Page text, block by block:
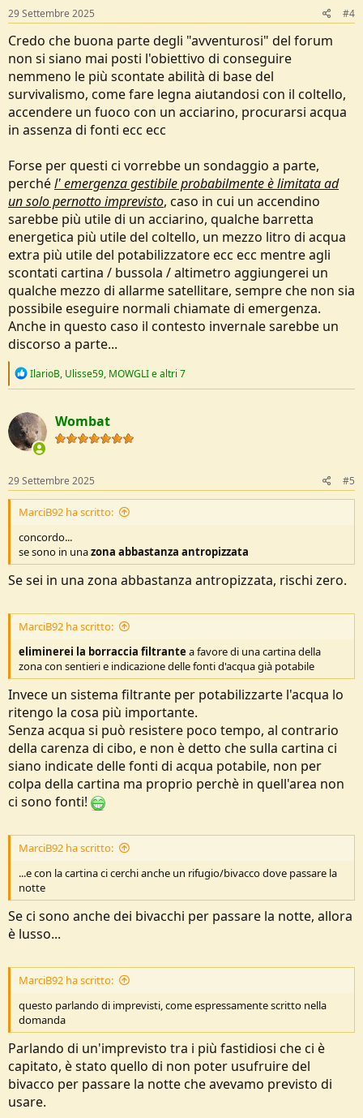
s
:
29 Settembre 2025 #4
Credo che buona parte degli "avventurosi" del forum
non si siano mai posti l'obiettivo di conseguire
nemmeno le più scontate abilità di base del
survivalismo, come fare legna aiutandosi con il coltello,
accendere un fuoco con un acciarino, procurarsi acqua
in assenza di fonti ecc ecc
Forse per questi ci vorrebbe un sondaggio a parte,
perchél' emergenza gestibile probabilmente è limitata ad
un solo pernotto imprevisto, caso in cui un accendino
sarebbe più utile di un acciarino, qualche barretta
energetica più utile del coltello, un mezzo litro di acqua
extra più utile del potabilizzatore ecc ecc mentre agli
scontati cartina / bussola / altimetro aggiungerei un
qualche mezzo di allarme satellitare, sempre che non sia
possibile eseguire normali chiamate di emergenza.
Anche in questo caso il contesto invernale sarebbe un
discorso a parte...
R
c
t
i
o
s
:
IlarioB, Ulisse59, MOWGLIe altri 7
Wombat
29 Settembre 2025 #5
MarciB92 ha scritto:
concordo...
se sono in unazona abbastanza antropizzata
Se sei in una zona abbastanza antropizzata, rischi zero.
MarciB92 ha scritto:
eliminerei la borraccia filtrante a favore di una cartina della
zona con sentieri e indicazione delle fonti d'acqua già potabile
Invece un sistema filtrante per potabilizzarte l'acqua lo
ritengo la cosa più importante.
Senza acqua si può resistere poco tempo, al contrario
della carenza di cibo, e non è detto che sulla cartina ci
siano indicate delle fonti di acqua potabile, non per
colpa della cartina ma proprio perchè in quell'area non
ci sono fonti!
MarciB92 ha scritto:
...e con la cartina ci cerchi anche un rifugio/bivacco dove passare la
notte
Se ci sono anche dei bivacchi per passare la notte, allora
è lusso...
MarciB92 ha scritto:
questo parlando di imprevisti, come espressamente scritto nella
domanda
Parlando di un'imprevisto tra i più fastidiosi che ci è
capitato, è stato quello di non poter usufruire del
bivacco per passare la notte che avevamo previsto di
usare.